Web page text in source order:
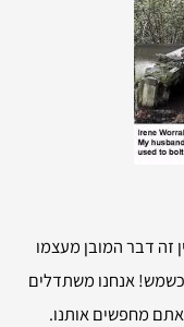
זה דבר המובן מעצמו
כשמש! אנחנו משתדלים
מחפשים אותנו.